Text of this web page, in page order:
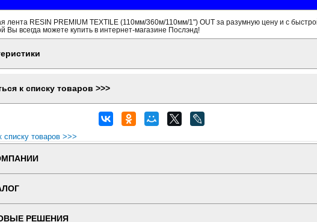
лента RESIN PREMIUM TEXTILE (110мм/360м/110мм/1") OUT за разумную цену и с
Вы всегда можете купить в интернет-магазине Послэнд!
к списку товаров >>>
списку товаров >>>
РЕШЕНИЯ